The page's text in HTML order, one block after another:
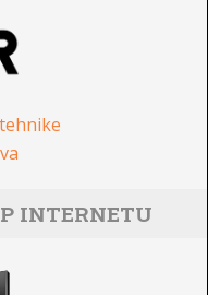
INTERNETU